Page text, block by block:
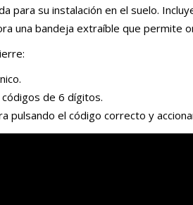
para su instalación en el suelo.
una bandeja extraíble que permite
de 6 dígitos.
pulsando el código correcto y